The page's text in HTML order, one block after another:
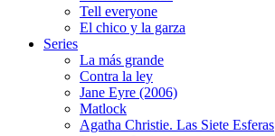
Tell everyone
El chico y la garza
Series
La más grande
Contra la ley
Jane Eyre (2006)
Matlock
Agatha Christie. Las Siete Esferas